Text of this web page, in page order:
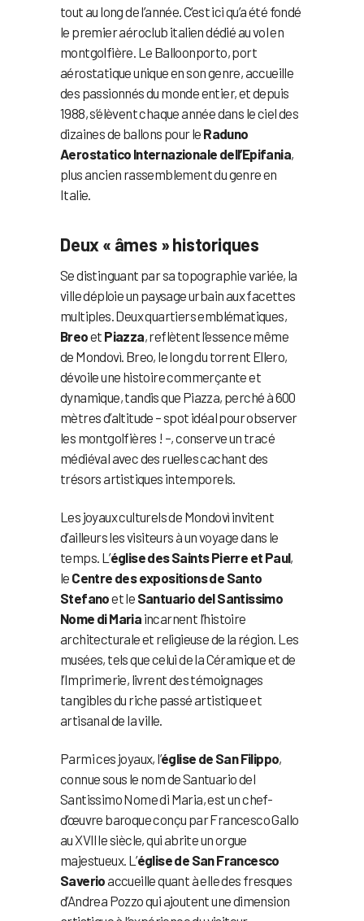
tout au long de l’année. C’est ici qu’a été fondé
le premier aéroclub italien dédié au vol en
montgolfière. Le Balloonporto, port
aérostatique unique en son genre, accueille
des passionnés du monde entier, et depuis
1988, s’élèvent chaque année dans le ciel des
dizaines de ballons pour le Raduno
Aerostatico Internazionale dell’Epifania,
plus ancien rassemblement du genre en
Italie.
Deux « âmes » historiques
Se distinguant par sa topographie variée, la
ville déploie un paysage urbain aux facettes
multiples. Deux quartiers emblématiques,
Breoet Piazza, reflètent l’essence même
de Mondovì. Breo, le long du torrent Ellero,
dévoile une histoire commerçante et
dynamique, tandis que Piazza, perché à 600
mètres d’altitude – spot idéal pour observer
les montgolfières ! –, conserve un tracé
médiéval avec des ruelles cachant des
trésors artistiques intemporels.
Les joyaux culturels de Mondovì invitent
d’ailleurs les visiteurs à un voyage dans le
temps. L’église des Saints Pierre et Paul,
le Centre des expositions de Santo
Stefanoet le Santuario del Santissimo
Nome di Maria incarnent l’histoire
architecturale et religieuse de la région. Les
musées, tels que celui de la Céramique et de
l’Imprimerie, livrent des témoignages
tangibles du riche passé artistique et
artisanal de la ville.
Parmi ces joyaux, l’église de San Filippo,
connue sous le nom de Santuario del
Santissimo Nome di Maria, est un chef-
d’œuvre baroque conçu par Francesco Gallo
au XVIIIe siècle, qui abrite un orgue
majestueux. L’église de San Francesco
Saverioaccueille quant à elle des fresques
d’Andrea Pozzo qui ajoutent une dimension